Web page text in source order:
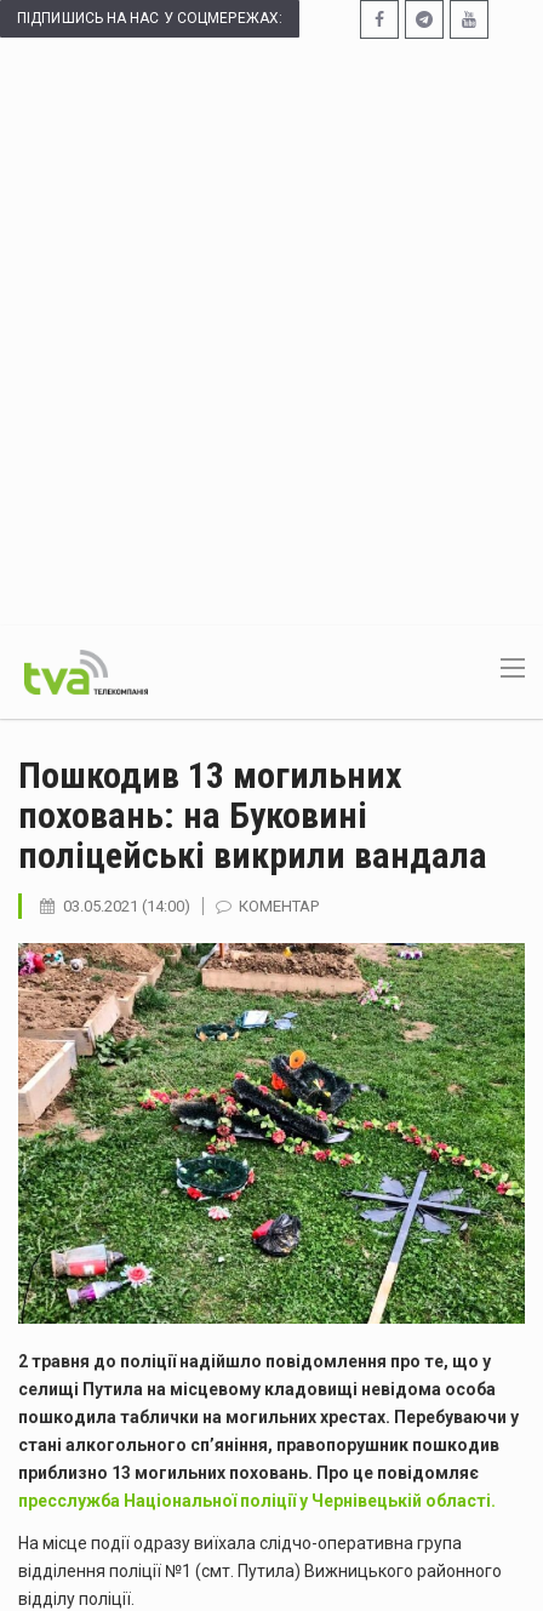
ПІДПИШИСЬ НА НАС У СОЦМЕРЕЖАХ:
Пошкодив 13 могильних
поховань: на Буковині
поліцейські викрили вандала
03.05.2021 (14:00) КОМЕНТАР
2 травня до поліції надійшло повідомлення про те, що у
селищі Путила на місцевому кладовищі невідома особа
пошкодила таблички на могильних хрестах. Перебуваючи у
стані алкогольного сп’яніння, правопорушник пошкодив
приблизно 13 могильних поховань. Про це повідомляє
пресслужба Національної поліції у Чернівецькій області.
На місце події одразу виїхала слідчо-оперативна група
відділення поліції №1 (смт. Путила) Вижницького районного
відділу поліції.